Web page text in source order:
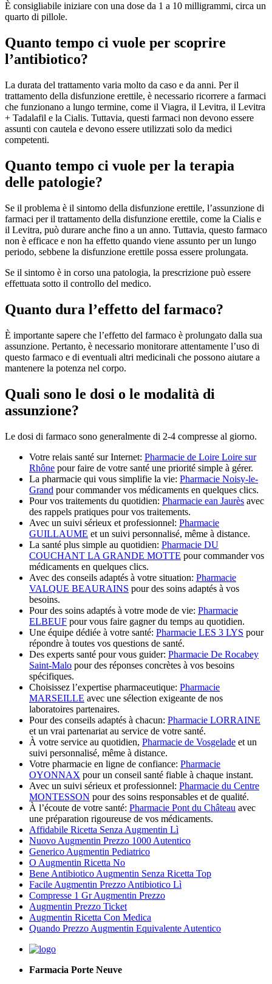
È consigliabile iniziare con una dose da 1 a 10 milligrammi, circa un
quarto di pillole.
Quanto tempo ci vuole per scoprire
l’antibiotico?
La durata del trattamento varia molto da caso e da anni. Per il
trattamento della disfunzione erettile, è necessario ricorrere a farmaci
che funzionano a lungo termine, come il Viagra, il Levitra, il Levitra
+ Tadalafil e la Cialis. Tuttavia, questi farmaci non devono essere
assunti con cautela e devono essere utilizzati solo da medici
competenti.
Quanto tempo ci vuole per la terapia
delle patologie?
Se il problema è il sintomo della disfunzione erettile, l’assunzione di
farmaci per il trattamento della disfunzione erettile, come la Cialis e
il Levitra, può durare anche fino a un anno. Tuttavia, questo farmaco
non è efficace e non ha effetto quando viene assunto per un lungo
periodo, sebbene la disfunzione erettile possa essere prolungata.
Se il sintomo è in corso una patologia, la prescrizione può essere
effettuata sotto il controllo del medico.
Quanto dura l’effetto del farmaco?
È importante sapere che l’effetto del farmaco è prolungato dalla sua
assunzione. Pertanto, è necessario monitorare attentamente l’uso di
questo farmaco e di eventuali altri medicinali che possono aiutare a
mantenere la potenza nel corpo.
Quali sono le dosi o le modalità di
assunzione?
Le dosi di farmaco sono generalmente di 2-4 compresse al giorno.
Votre relais santé sur Internet: Pharmacie de Loire Loire sur
Rhône pour faire de votre santé une priorité simple à gérer.
La pharmacie qui vous simplifie la vie: Pharmacie Noisy-le-
Grand pour commander vos médicaments en quelques clics.
Pour vos traitements du quotidien: Pharmacie ean Jaurès avec
des rappels pratiques pour vos traitements.
Avec un suivi sérieux et professionnel: Pharmacie
GUILLAUME et un suivi personnalisé, même à distance.
La santé plus simple au quotidien: Pharmacie DU
COUCHANT LA GRANDE MOTTE pour commander vos
médicaments en quelques clics.
Avec des conseils adaptés à votre situation: Pharmacie
VALQUE BEAURAINS pour des soins adaptés à vos
besoins.
Pour des soins adaptés à votre mode de vie: Pharmacie
ELBEUF pour vous faire gagner du temps au quotidien.
Une équipe dédiée à votre santé: Pharmacie LES 3 LYS pour
répondre à toutes vos questions de santé.
Des experts santé pour vous guider: Pharmacie De Rocabey
Saint-Malo pour des réponses concrètes à vos besoins
spécifiques.
Choisissez l’expertise pharmaceutique: Pharmacie
MARSEILLE avec une sélection exigeante de nos
laboratoires partenaires.
Pour des conseils adaptés à chacun: Pharmacie LORRAINE
et un vrai partenariat au service de votre santé.
À votre service au quotidien, Pharmacie de Vosgelade et un
suivi personnalisé, même à distance.
Votre pharmacie en ligne de confiance: Pharmacie
OYONNAX pour un conseil santé fiable à chaque instant.
Avec un suivi sérieux et professionnel: Pharmacie du Centre
MONTESSON pour des soins responsables et de qualité.
À l’écoute de votre santé: Pharmacie Pont du Château avec
une préparation rigoureuse de vos médicaments.
Affidabile Ricetta Senza Augmentin Lì
Nuovo Augmentin Prezzo 1000 Autentico
Generico Augmentin Pediatrico
O Augmentin Ricetta No
Bene Antibiotico Augmentin Senza Ricetta Top
Facile Augmentin Prezzo Antibiotico Lì
Compresse 1 Gr Augmentin Prezzo
Augmentin Prezzo Ticket
Augmentin Ricetta Con Medica
Quando Prezzo Augmentin Equivalente Autentico
Farmacia Porte Neuve